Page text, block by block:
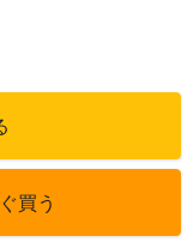
買う